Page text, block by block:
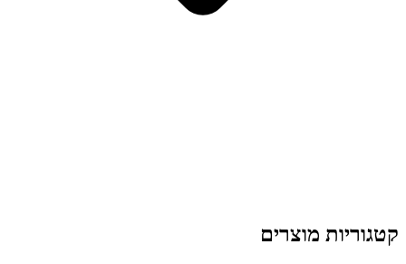
קטגוריות מוצרים